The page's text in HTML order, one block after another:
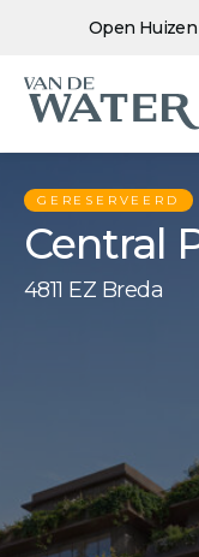
Open Huizen
GERESERVEERD
Central
4811 EZ Breda